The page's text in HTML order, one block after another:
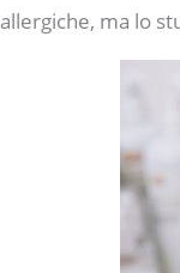
allergiche, ma lo